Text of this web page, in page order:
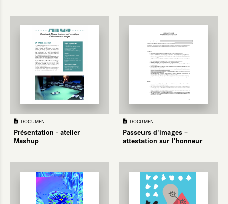
DOCUMENT
Présentation - atelier
Mashup
DOCUMENT
Passeurs d'images –
attestation sur l'honneur